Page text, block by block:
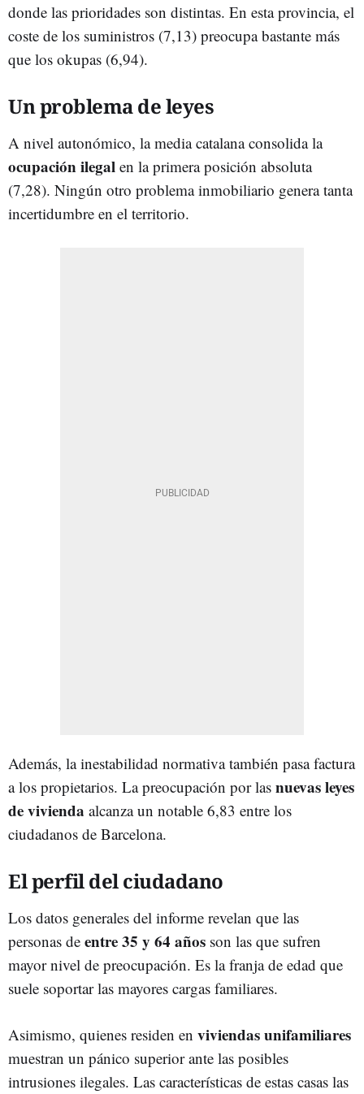
donde las prioridades son distintas. En esta provincia, el
coste de los suministros (7,13) preocupa bastante más
que los okupas (6,94).
Un problema de leyes
A nivel autonómico, la media catalana consolida la
ocupación ilegal en la primera posición absoluta
(7,28). Ningún otro problema inmobiliario genera tanta
incertidumbre en el territorio.
Además, la inestabilidad normativa también pasa factura
a los propietarios. La preocupación por las nuevas leyes
de vivienda alcanza un notable 6,83 entre los
ciudadanos de Barcelona.
El perfil del ciudadano
Los datos generales del informe revelan que las
personas de entre 35 y 64 años son las que sufren
mayor nivel de preocupación. Es la franja de edad que
suele soportar las mayores cargas familiares.
Asimismo, quienes residen en viviendas unifamiliares
muestran un pánico superior ante las posibles
intrusiones ilegales. Las características de estas casas las